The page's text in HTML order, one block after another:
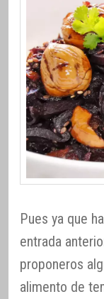
Pues ya que
entrada
proponeros
alimento de